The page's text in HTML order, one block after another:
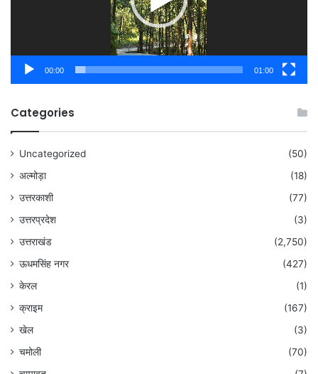
00:00 01:00
Categories
Uncategorized
(50)
अल्मोड़ा
(18)
उत्तरकाशी
(77)
उत्तरप्रदेश
(3)
उत्तराखंड
(2,750)
ऊधमसिंह नगर
(427)
केरल
(1)
क्राइम
(167)
खेल
(3)
चमोली
(70)